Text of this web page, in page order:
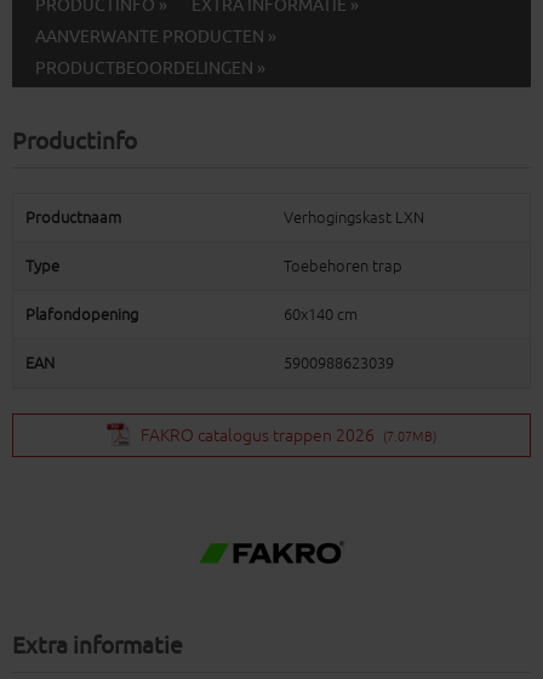
PRODUCTINFO »
EXTRA INFORMATIE »
AANVERWANTE PRODUCTEN »
PRODUCTBEOORDELINGEN »
Productinfo
Productnaam Verhogingskast LXN
Type Toebehoren trap
Plafondopening 60x140 cm
EAN 5900988623039
FAKRO catalogus trappen 2026 (7.07MB)
Extra informatie